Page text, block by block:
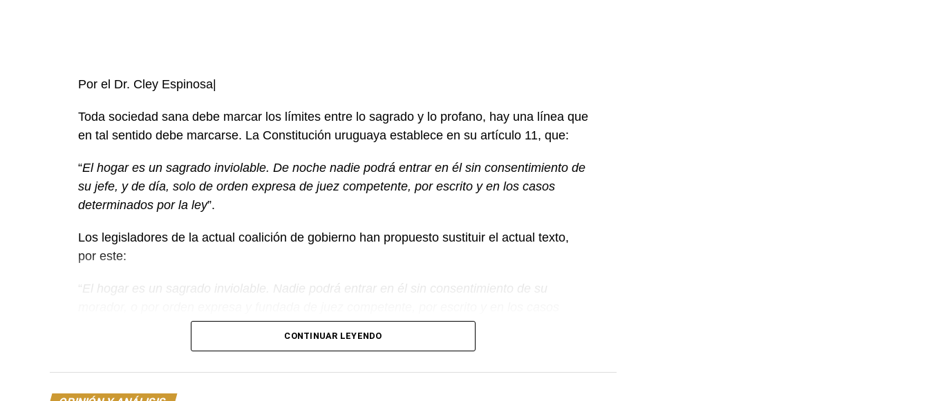
Por el Dr. Cley Espinosa|
Toda sociedad sana debe marcar los límites entre lo sagrado y lo profano, hay una línea que
en tal sentido debe marcarse. La Constitución uruguaya establece en su artículo 11, que:
“El hogar es un sagrado inviolable. De noche nadie podrá entrar en él sin consentimiento de
su jefe, y de día, solo de orden expresa de juez competente, por escrito y en los casos
determinados por la ley”.
Los legisladores de la actual coalición de gobierno han propuesto sustituir el actual texto,
por este:
“ El hogar es un sagrado inviolable. Nadie podrá entrar en él sin consentimiento de su
determinados por la ley”.
correspondencias electrónicas sean intervenidas, no habiendo ya para el Estado (y en
particular para la fiscalía y policía) secreto en nuestras comunicaciones telefónicas, en
CONTINUAR LEYENDO